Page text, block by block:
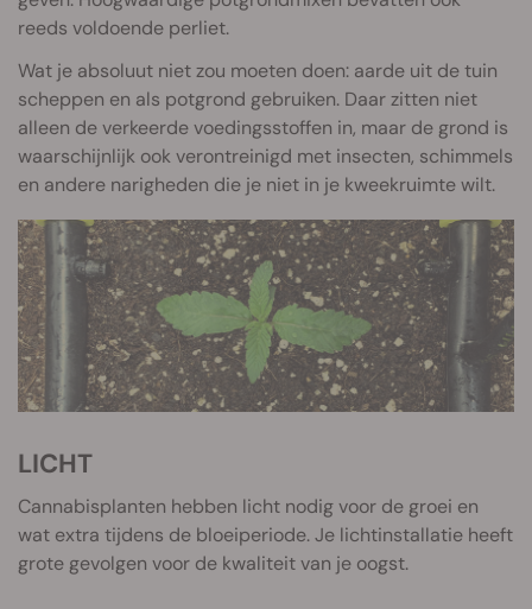
reeds voldoende perliet.
Wat je absoluut niet zou moeten doen: aarde uit de tuin
scheppen en als potgrond gebruiken. Daar zitten niet
alleen de verkeerde voedingsstoffen in, maar de grond is
waarschijnlijk ook verontreinigd met insecten, schimmels
en andere narigheden die je niet in je kweekruimte wilt.
LICHT
Cannabisplanten hebben licht nodig voor de groei en
wat extra tijdens de bloeiperiode. Je lichtinstallatie heeft
grote gevolgen voor de kwaliteit van je oogst.